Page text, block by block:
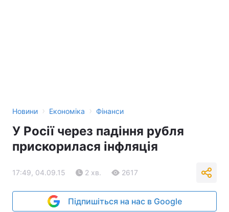
Новини › Економіка › Фінанси
У Росії через падіння рубля
прискорилася інфляція
17:49, 04.09.15 2 хв. 2617
Підпишіться на нас в Google